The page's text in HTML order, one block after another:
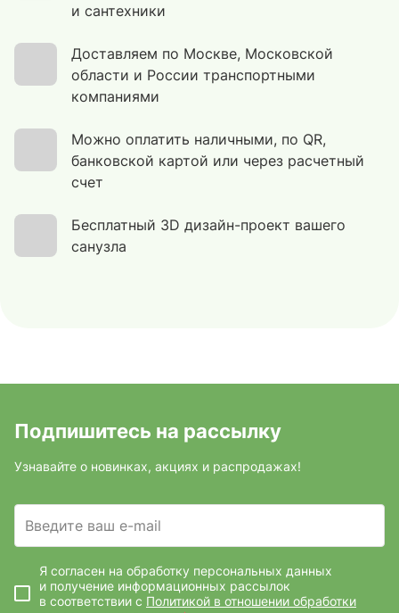
и сантехники
Доставляем по Москве, Московской
области и России транспортными
компаниями
Можно оплатить наличными, по QR,
банковской картой или через расчетный
счет
Бесплатный 3D дизайн-проект вашего
санузла
Подпишитесь на рассылку
Узнавайте о новинках, акциях и распродажах!
Введите ваш e-mail
Я согласен на обработку персональных данных
и получение информационных рассылок
в соответствии с Политикой в отношении обработки